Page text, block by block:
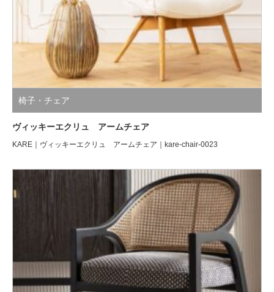
椅子・チェア
ヴィッキーエクリュ アームチェア
KARE｜ヴィッキーエクリュ アームチェア｜kare-chair-0023